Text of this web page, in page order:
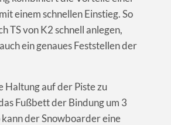
einem schnellen Einstieg. So
TS von K2 schnell anlegen,
ein genaues Feststellen der
Haltung auf der Piste zu
Fußbett der Bindung um 3
der Snowboarder eine